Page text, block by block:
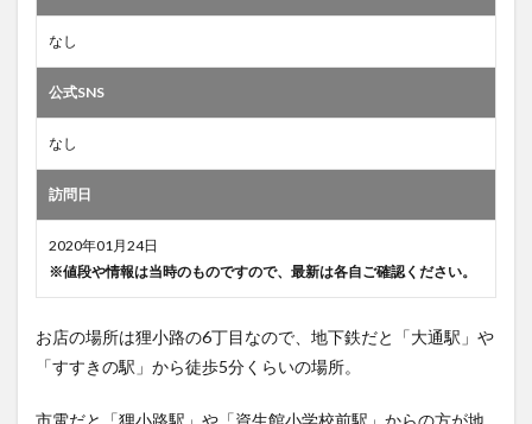
なし
公式SNS
なし
訪問日
2020年01月24日
※値段や情報は当時のものですので、最新は各自ご確認ください。
お店の場所は狸小路の6丁目なので、地下鉄だと「大通駅」や
「すすきの駅」から徒歩5分くらいの場所。
市電だと「狸小路駅」や「資生館小学校前駅」からの方が地